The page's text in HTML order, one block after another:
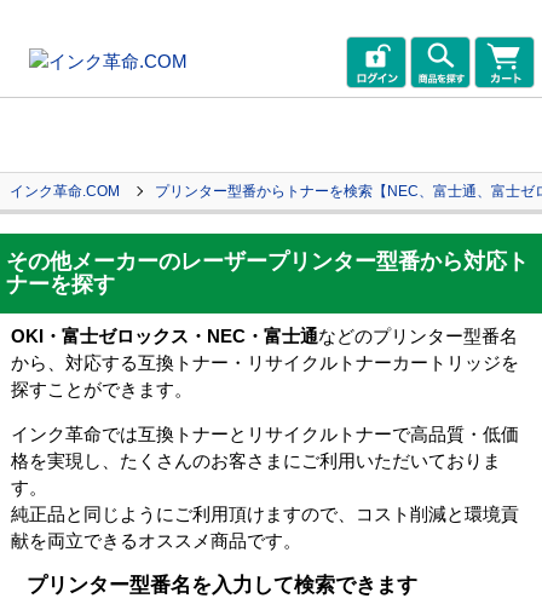
インク革命.COM プリンター型番からトナーを検索【NEC、富士通、富士ゼ
その他メーカーのレーザープリンター型番から対応ト
ナーを探す
OKI・富士ゼロックス・NEC・富士通などのプリンター型番名
から、対応する互換トナー・リサイクルトナーカートリッジを
探すことができます。
インク革命では互換トナーとリサイクルトナーで高品質・低価
格を実現し、たくさんのお客さまにご利用いただいておりま
す。
純正品と同じようにご利用頂けますので、コスト削減と環境貢
献を両立できるオススメ商品です。
プリンター型番名を入力して検索できます